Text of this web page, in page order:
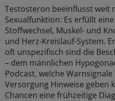
Testosteron beeinflusst weit
Sexualfunktion: Es erfüllt
Stoffwechsel, Muskel- und
und Herz-Kreislauf-System.
oft unspezifisch sind die
– dem männlichen
Podcast, welche
Versorgung Hinweise geben
Chancen eine frühzeitige